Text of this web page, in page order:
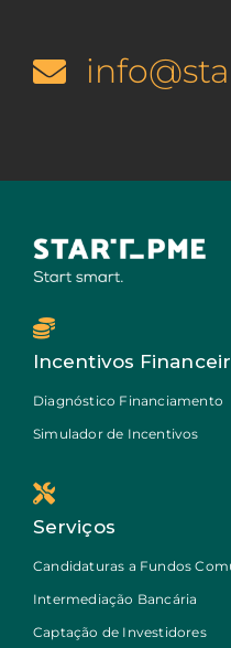
Incentivos
Diagnóstico Financiamento
Simulador de Incentivos
Serviços
Candidaturas a Fundos
Intermediação Bancária
Captação de Investidores